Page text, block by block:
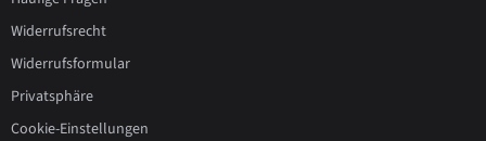
Widerrufsrecht
Widerrufsformular
Privatsphäre
Cookie-Einstellungen